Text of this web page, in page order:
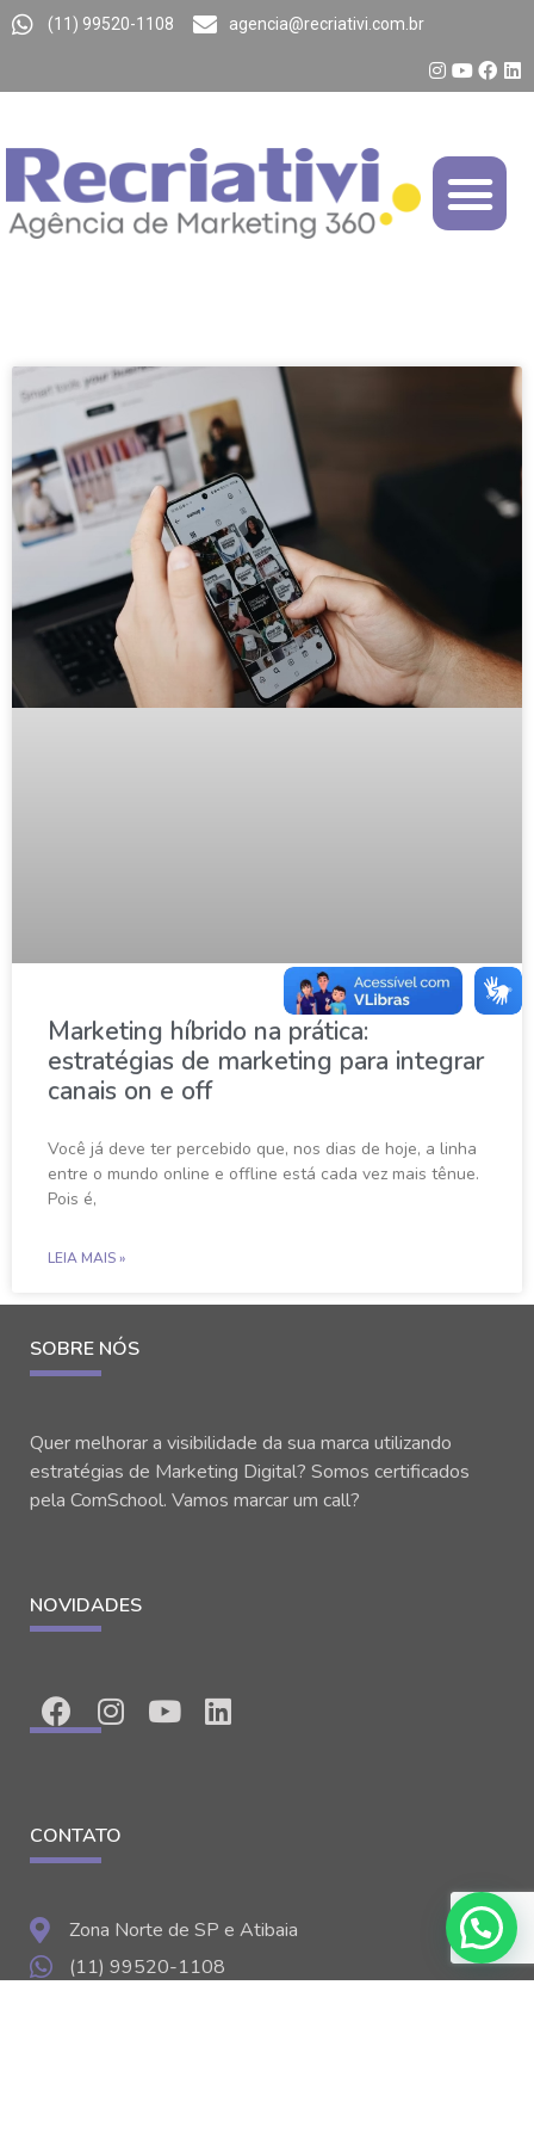
(11) 99520-1108 agencia@recriativi.com.br
Marketing híbrido na prática:
estratégias de marketing para integrar
canais on e off
Você já deve ter percebido que, nos dias de hoje, a linha
entre o mundo online e offline está cada vez mais tênue.
Pois é,
LEIA MAIS »
SOBRE NÓS
Quer melhorar a visibilidade da sua marca utilizando
estratégias de Marketing Digital? Somos certificados
pela ComSchool. Vamos marcar um call?
NOVIDADES
CONTATO
Zona Norte de SP e Atibaia
(11) 99520-1108